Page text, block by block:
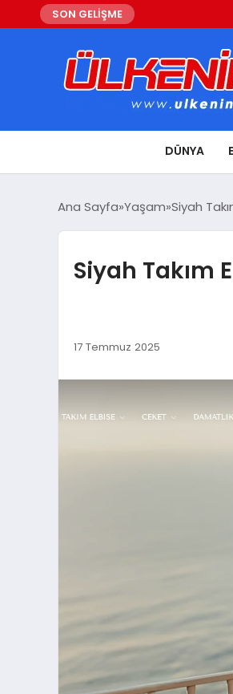
SON GELİŞME
DÜNYA
Ana Sayfa Yaşam Siyah
Siyah Takım
17 Temmuz 2025